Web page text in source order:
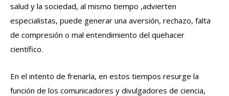
salud y la sociedad, al mismo tiempo ,advierten
especialistas, puede generar una aversión, rechazo, falta
de compresión o mal entendimiento del quehacer
científico.
En el intento de frenarla, en estos tiempos resurge la
función de los comunicadores y divulgadores de ciencia,